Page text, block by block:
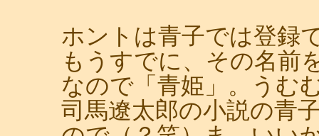
ホントは青子では登録
もうすでに、その名前
なので「青姫」。うむ
司馬遼太郎の小説の青